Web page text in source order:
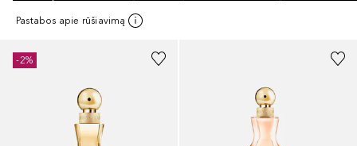
Pastabos apie rūšiavimą
-2%